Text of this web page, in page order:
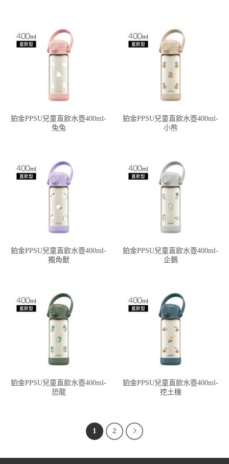
鉑金PPSU兒童直飲水壺400ml-
兔兔
鉑金PPSU兒童直飲水壺400ml-
小熊
鉑金PPSU兒童直飲水壺400ml-
獨角獸
鉑金PPSU兒童直飲水壺400ml-
企鵝
鉑金PPSU兒童直飲水壺400ml-
恐龍
鉑金PPSU兒童直飲水壺400ml-
挖土機
1 2